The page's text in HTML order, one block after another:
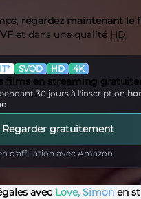
regardez maintenant le
et dans une qualité HD.
SVOD HD 4K
films en streaming
30 jours à l'inscription
Regarder gratuitement
d'affiliation avec Amazon
avec Love, Simon en